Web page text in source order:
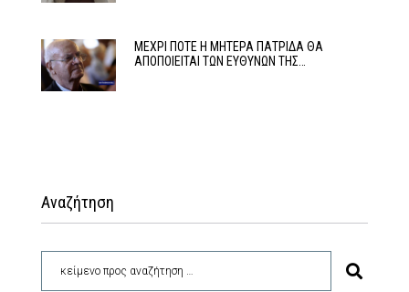
ΜΕΧΡΙ ΠΟΤΕ Η ΜΗΤΕΡΑ ΠΑΤΡΙΔΑ ΘΑ
ΑΠΟΠΟΙΕΙΤΑΙ ΤΩΝ ΕΥΘΥΝΩΝ ΤΗΣ…
Αναζήτηση